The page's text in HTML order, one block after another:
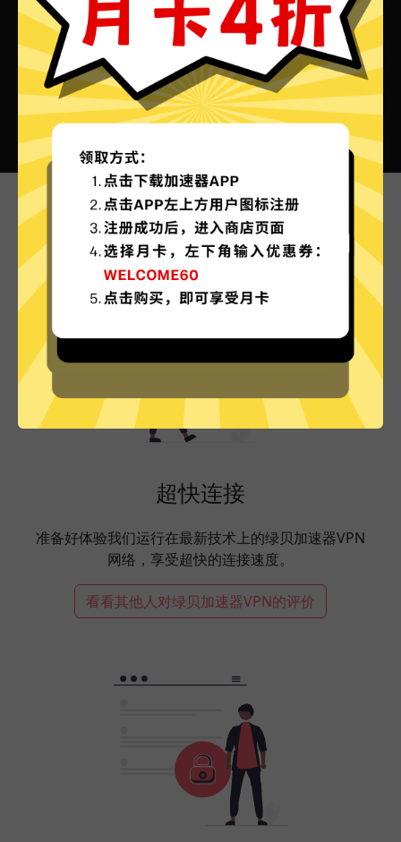
绿贝加速器VPN的特色
超快连接
准备好体验我们运行在最新技术上的绿贝加速器VPN
网络，享受超快的连接速度。
看看其他人对绿贝加速器VPN的评价